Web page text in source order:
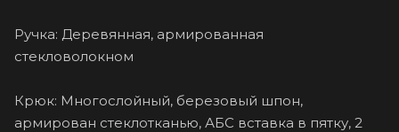
Ручка: Деревянная, армированная
стекловолокном
Крюк: Многослойный, березовый шпон,
армирован стеклотканью, АБС вставка в пятку, 2